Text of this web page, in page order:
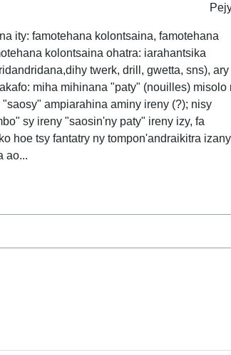
ity: famotehana kolontsaina, famotehana
kolontsaina ohatra: iarahantsika
twerk, drill, gwetta, sns), ary
miha mihinana "paty" (nouilles) misolo
ampiarahina aminy ireny (?); nisy
sy ireny "saosin'ny paty" ireny izy, fa
hoe tsy fantatry ny tompon'andraikitra izany
ao...